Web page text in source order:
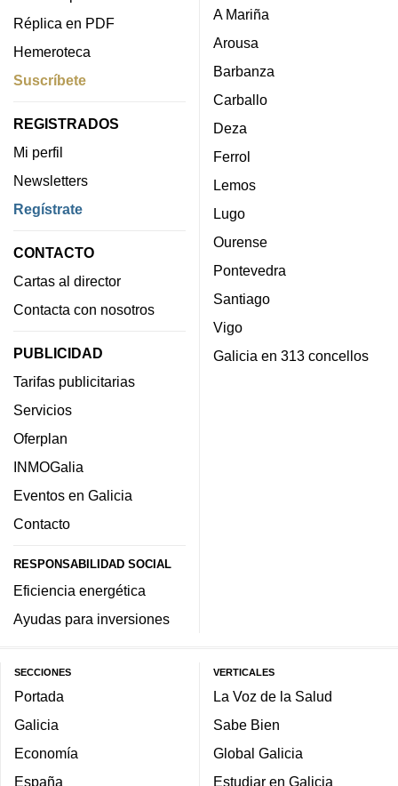
Réplica en PDF
Hemeroteca
Suscríbete
REGISTRADOS
Mi perfil
Newsletters
Regístrate
CONTACTO
Cartas al director
Contacta con nosotros
PUBLICIDAD
Tarifas publicitarias
Servicios
Oferplan
INMOGalia
Eventos en Galicia
Contacto
RESPONSABILIDAD SOCIAL
Eficiencia energética
Ayudas para inversiones
A Mariña
Arousa
Barbanza
Carballo
Deza
Ferrol
Lemos
Lugo
Ourense
Pontevedra
Santiago
Vigo
Galicia en 313 concellos
SECCIONES
Portada
Galicia
Economía
España
VERTICALES
La Voz de la Salud
Sabe Bien
Global Galicia
Estudiar en Galicia